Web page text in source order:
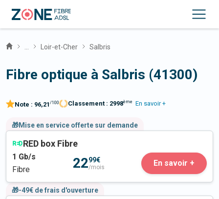
Loir-et-Cher Salbris
Fibre optique à Salbris (41300)
Note : 96,21 /100 Classement : 2998ème En savoir +
🎁Mise en service offerte sur demande
RED box Fibre
1 Gb/s
Fibre
2299€
/mois En savoir +
🎁-49€ de frais d'ouverture